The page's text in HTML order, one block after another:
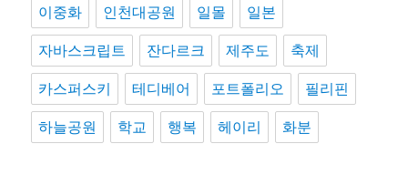
이중화 인천대공원 일몰 일본
자바스크립트 잔다르크 제주도 축제
카스퍼스키 테디베어 포트폴리오 필리핀
하늘공원 학교 행복 헤이리 화분